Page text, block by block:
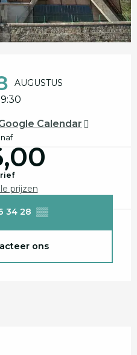
AUGUSTUS
Calendar
prijzen
34 28 ▒▒
ons